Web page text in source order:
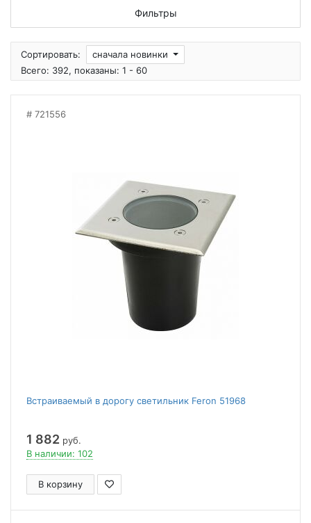
Фильтры
Сортировать:
сначала новинки
Всего: 392, показаны: 1 - 60
721556
Встраиваемый в дорогу светильник Feron 51968
1 882 руб.
В наличии: 102
В корзину